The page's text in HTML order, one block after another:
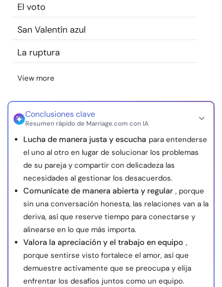
Comunidad
Sobre nosotros Contáctanos
nosotros
© Copyright 2026. Todos los derechos reservados.
El voto
San Valentín azul
La ruptura
View more
Conclusiones clave
Resumen rápido de Marriage.com con IA
Lucha de manera justa y escucha para entenderse
el uno al otro en lugar de solucionar los problemas
de su pareja y compartir con delicadeza las
necesidades al gestionar los desacuerdos.
Comunícate de manera abierta y regular , porque
sin una conversación honesta, las relaciones van a la
deriva, así que reserve tiempo para conectarse y
alinearse en lo que más importa.
Valora la apreciación y el trabajo en equipo ,
porque sentirse visto fortalece el amor, así que
demuestre activamente que se preocupa y elija
enfrentar los desafíos juntos como un equipo.